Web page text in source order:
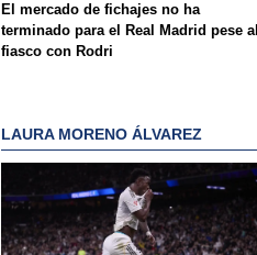
El mercado de fichajes no ha
terminado para el Real Madrid pese al
fiasco con Rodri
LAURA MORENO ÁLVAREZ